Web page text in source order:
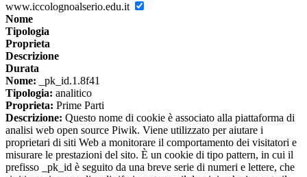
www.iccolognoalserio.edu.it
Nome
Tipologia
Proprieta
Descrizione
Durata
Nome: _pk_id.1.8f41
Tipologia: analitico
Proprieta: Prime Parti
Descrizione: Questo nome di cookie è associato alla piattaforma di
analisi web open source Piwik. Viene utilizzato per aiutare i
proprietari di siti Web a monitorare il comportamento dei visitatori e
misurare le prestazioni del sito. È un cookie di tipo pattern, in cui il
prefisso _pk_id è seguito da una breve serie di numeri e lettere, che